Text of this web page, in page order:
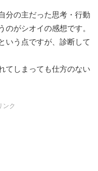
分の主だった思考・行動
のがシオイの感想です。
いう点ですが、診断して
てしまっても仕方のない
ンク